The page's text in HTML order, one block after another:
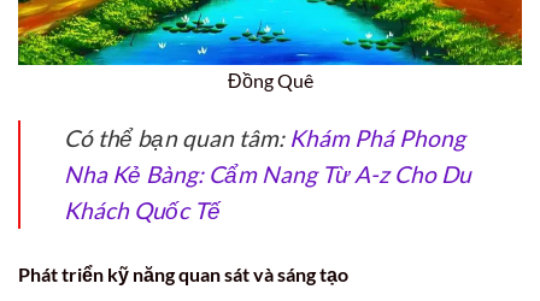
Đồng Quê
Có thể bạn quan tâm: Khám Phá Phong
Nha Kẻ Bàng: Cẩm Nang Từ A-z Cho Du
Khách Quốc Tế
Phát triển kỹ năng quan sát và sáng tạo